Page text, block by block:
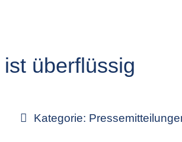
überflüssig
Kategorie: